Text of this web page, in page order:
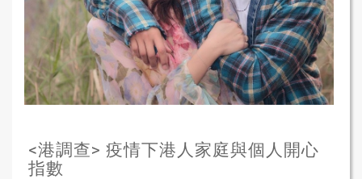
<港調查> 疫情下港人家庭與個人開心
指數